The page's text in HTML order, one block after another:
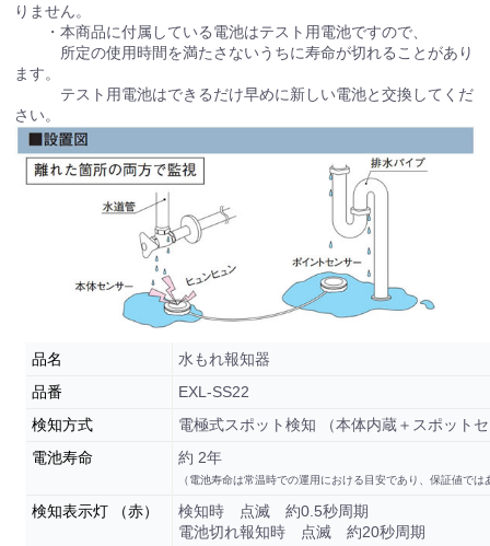
りません。
・本商品に付属している電池はテスト用電池ですので、
所定の使用時間を満たさないうちに寿命が切れることがあり
ます。
テスト用電池はできるだけ早めに新しい電池と交換してくだ
さい。
品名
水もれ報知器
品番
EXL-SS22
検知方式
電極式スポット検知 （本体内蔵＋スポット
電池寿命
約 2年
（電池寿命は常温時での運用における目安であり、保証値では
検知表示灯 （赤）
検知時 点滅 約0.5秒周期
電池切れ報知時 点滅 約20秒周期